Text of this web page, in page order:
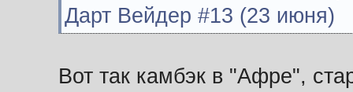
Дарт Вейдер #13 (23 июня)
Вот так камбэк в "Афре",